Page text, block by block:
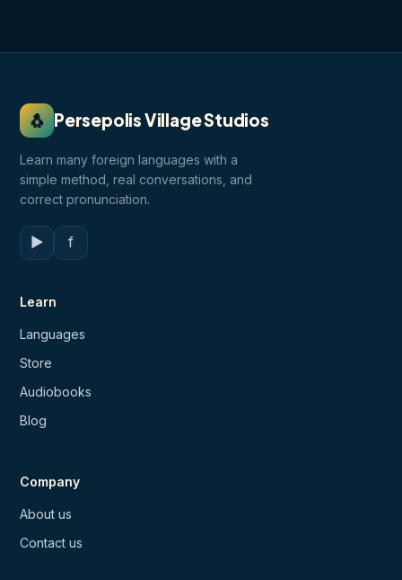
🐧 Persepolis Village Studios
Learn many foreign languages with a
simple method, real conversations, and
correct pronunciation.
▶ f
Learn
Languages
Store
Audiobooks
Blog
Company
About us
Contact us